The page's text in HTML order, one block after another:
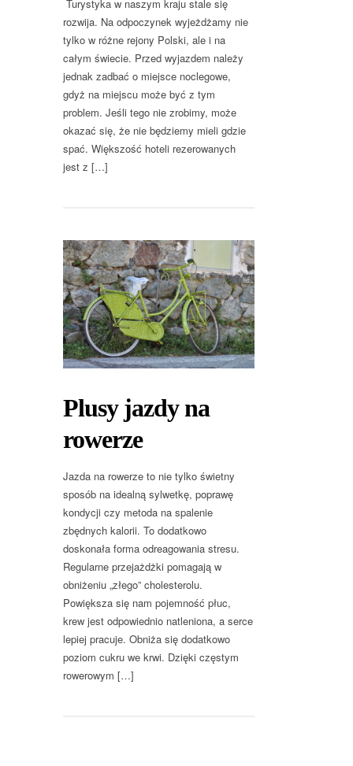
Turystyka w naszym kraju stale się
rozwija. Na odpoczynek wyjeżdżamy nie
tylko w różne rejony Polski, ale i na
całym świecie. Przed wyjazdem należy
jednak zadbać o miejsce noclegowe,
gdyż na miejscu może być z tym
problem. Jeśli tego nie zrobimy, może
okazać się, że nie będziemy mieli gdzie
spać. Większość hoteli rezerowanych
jest z […]
Plusy jazdy na
rowerze
Jazda na rowerze to nie tylko świetny
sposób na idealną sylwetkę, poprawę
kondycji czy metoda na spalenie
zbędnych kalorii. To dodatkowo
doskonała forma odreagowania stresu.
Regularne przejażdżki pomagają w
obniżeniu „złego” cholesterolu.
Powiększa się nam pojemność płuc,
krew jest odpowiednio natleniona, a serce
lepiej pracuje. Obniża się dodatkowo
poziom cukru we krwi. Dzięki częstym
rowerowym […]